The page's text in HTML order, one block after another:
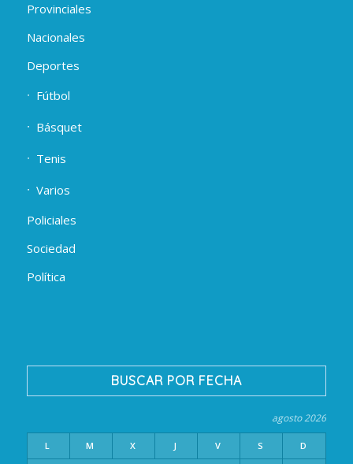
Provinciales
Nacionales
Deportes
Fútbol
Básquet
Tenis
Varios
Policiales
Sociedad
Política
BUSCAR POR FECHA
agosto 2026
L M X J V S D